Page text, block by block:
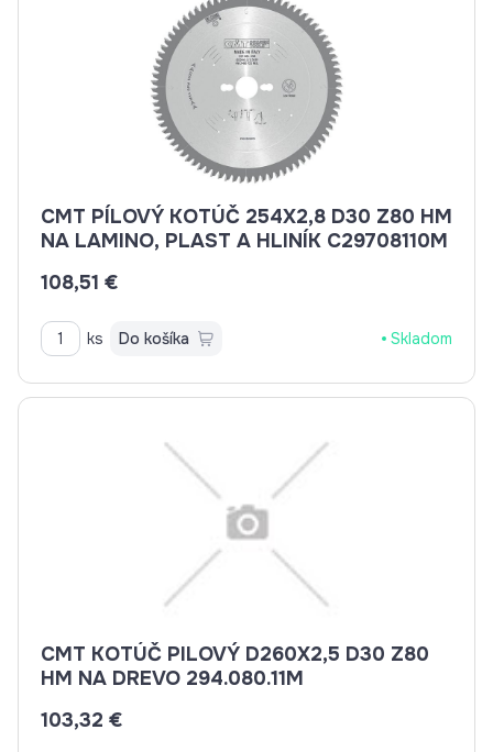
CMT PÍLOVÝ KOTÚČ 254X2,8 D30 Z80 HM
NA LAMINO, PLAST A HLINÍK C29708110M
108,51 €
ks Do košíka Skladom
CMT KOTÚČ PILOVÝ D260X2,5 D30 Z80
HM NA DREVO 294.080.11M
103,32 €